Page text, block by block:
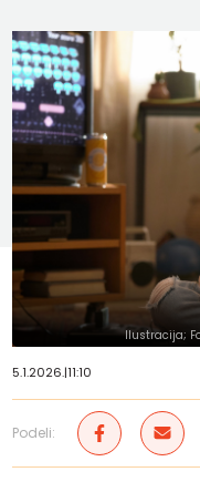
Ilustracija;
5.1.2026.|11:10
Podeli: